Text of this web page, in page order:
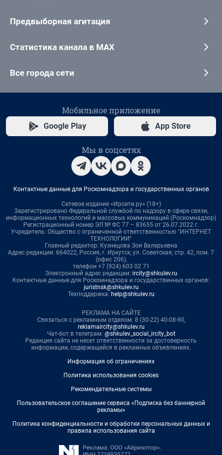
Предвыборная агитация
Статистика канала в MAX
Все города сети
Мобильное приложение
Google Play App Store
Мы в соцсетях
Контактные данные для Роскомнадзора и государственных органов
Сетевое издание «Ирсити.ру» (18+)
Зарегистрировано Федеральной службой по надзору в сфере связи,
информационных технологий и массовых коммуникаций (Роскомнадзор)
Регистрационный номер ЭЛ № ФС 77 – 83655 от 26.07.2022 г.
Учредитель: Общество с ограниченной ответственностью "ИНТЕРНЕТ
ТЕХНОЛОГИИ"
Главный редактор: Кузнецова Зоя Валерьевна
Адрес редакции: 664022, Россия, г. Иркутск, ул. Советская, стр. 42, пом. 7
(офис 206),
телефон +7 (924) 603 02 71
Электронный адрес редакции: ircity@shkulev.ru
Контактные данные для Роскомнадзора и государственных органов:
juristnsk@shkulev.ru
Техподдержка: help@shkulev.ru
РЕКЛАМА НА САЙТЕ
Связаться с рекламным отделом: 8 (30-22) 40-08-90,
reklamaircity@shkulev.ru
Чат-бот в телеграм: @shkulev_social_ircity_bot
Редакция сайта не несет ответственности за достоверность
информации, содержащейся в рекламных объявлениях.
Информация об ограничениях
Политика использования cookies
Рекомендательные системы
Пользовательское соглашение сервиса «Подписка без баннерной
рекламы»
Политика конфиденциальности и обработки персональных данных и
правила использования сайта